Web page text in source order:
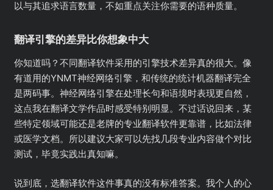
以与其追求语言数量，不如重点关注你需要的语种质量。
翻译引擎的差异比你想象中大
你知道吗？不同翻译软件采用的引擎技术差异真的很大。像
有道用的YNMT神经网络引擎，和传统的统计机器翻译完全
是两码事。神经网络引擎在处理长句和语境时表现更自然，
这点我在翻译文学作品时感受特别明显。不过话说回来，某
些特定领域可能还是老牌的专业翻译软件更靠谱，比如法律
或医学文档。所以建议大家可以先找几段专业内容做个对比
测试，毕竟实践出真知嘛。
说到底，选翻译软件这件事真的没有标准答案。我个人的心